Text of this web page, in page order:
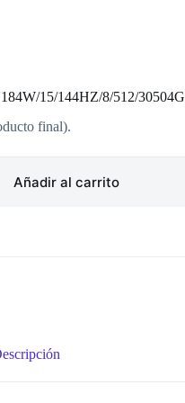
15/144HZ/8/512/30504G
final).
Añadir al carrito